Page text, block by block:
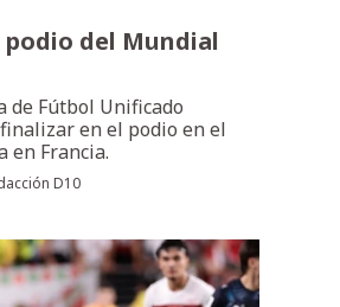
podio del Mundial
de Fútbol Unificado
en el podio en el
en Francia.
D10